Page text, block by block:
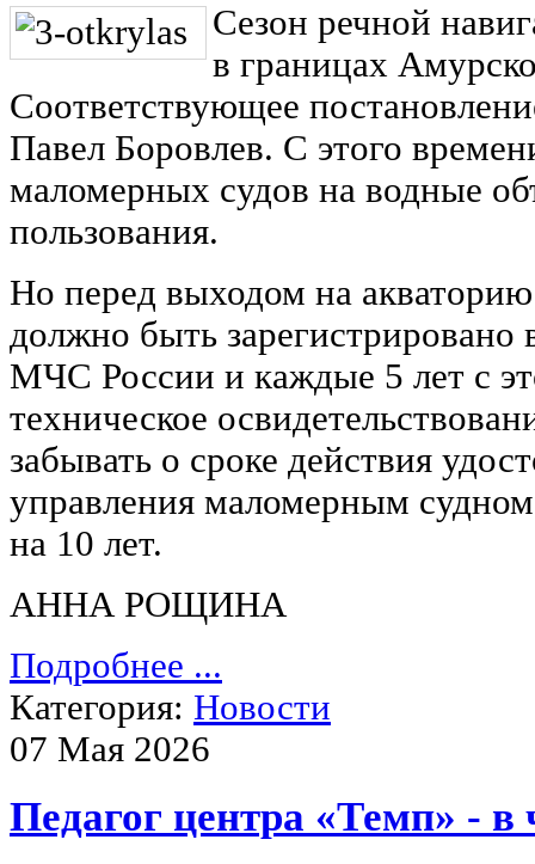
Сезон речной
в границах
Соответствующее
Павел Боровлев. С этого
маломерных судов на водные
пользования.
Но перед выходом на
должно быть
МЧС России и каждые 5 лет с
техническое
забывать о сроке действия
управления маломерным
на 10 лет.
АННА РОЩИНА
Подробнее ...
Категория: Новости
07 Мая 2026
Педагог центра «Темп» -